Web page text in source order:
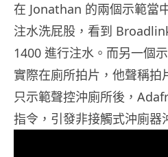
在 Jonathan 的兩個示範當
注水洗屁股，看到
1400 進行注水。而另一個
實際在廁所拍片，他聲稱拍
只示範聲控沖廁所後，
指令，引發非接觸式沖廁器